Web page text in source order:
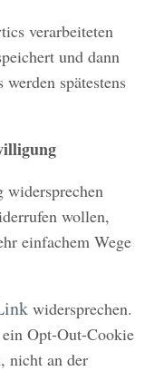
verarbeiteten
und dann
spätestens
widersprechen
wollen,
einfachem Wege
widersprechen.
Opt-Out-Cookie
nicht an der